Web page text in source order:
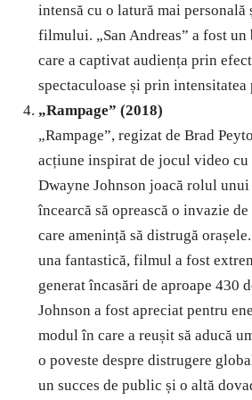
intensă cu o latură mai personală
filmului. „San Andreas” a fost
care a captivat audiența prin
spectaculoase și prin intensitatea
„Rampage” (2018)
„Rampage”, regizat de Brad
acțiune inspirat de jocul video cu
Dwayne Johnson joacă rolul
încearcă să oprească o invazie
care amenință să distrugă
una fantastică, filmul a fost
generat încasări de aproape 430
Johnson a fost apreciat pentru
modul în care a reușit să aducă
o poveste despre distrugere
un succes de public și o altă